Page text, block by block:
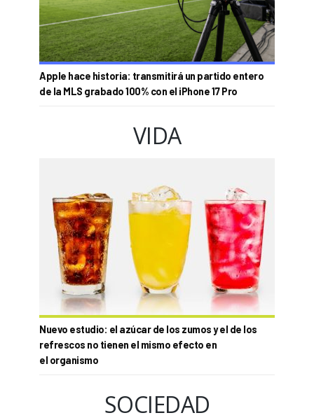
Apple hace historia: transmitirá un partido entero
de la MLS grabado 100% con el iPhone 17 Pro
VIDA
Nuevo estudio: el azúcar de los zumos y el de los
refrescos no tienen el mismo efecto en
el organismo
SOCIEDAD